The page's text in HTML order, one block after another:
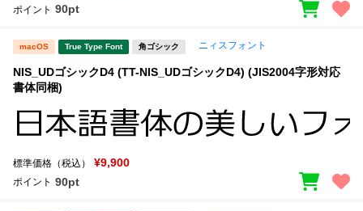
ポイント 90pt
macOS True Type Font 角ゴシック ニィスフォント
NIS_UDゴシックD4 (TT-NIS_UDゴシックD4) (JIS2004字形対応
書体同梱)
標準価格（税込） ¥9,900
ポイント 90pt